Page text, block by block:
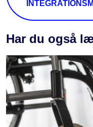
Har du også